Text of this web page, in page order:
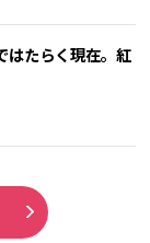
はたらく現在。紅